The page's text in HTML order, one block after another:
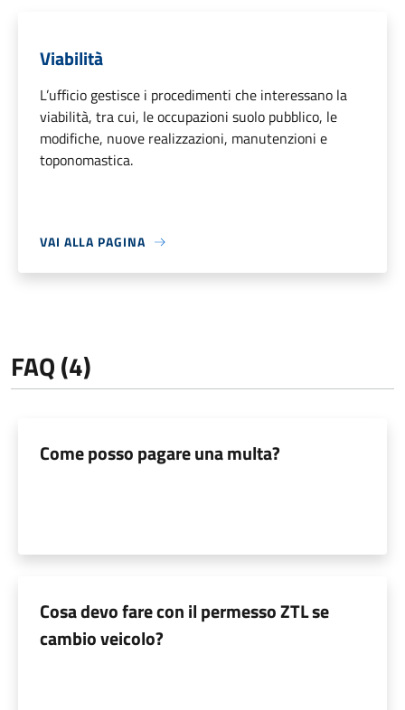
Viabilità
L’ufficio gestisce i procedimenti che interessano la
viabilità, tra cui, le occupazioni suolo pubblico, le
modifiche, nuove realizzazioni, manutenzioni e
toponomastica.
VAI ALLA PAGINA
FAQ (4)
Come posso pagare una multa?
Cosa devo fare con il permesso ZTL se
cambio veicolo?